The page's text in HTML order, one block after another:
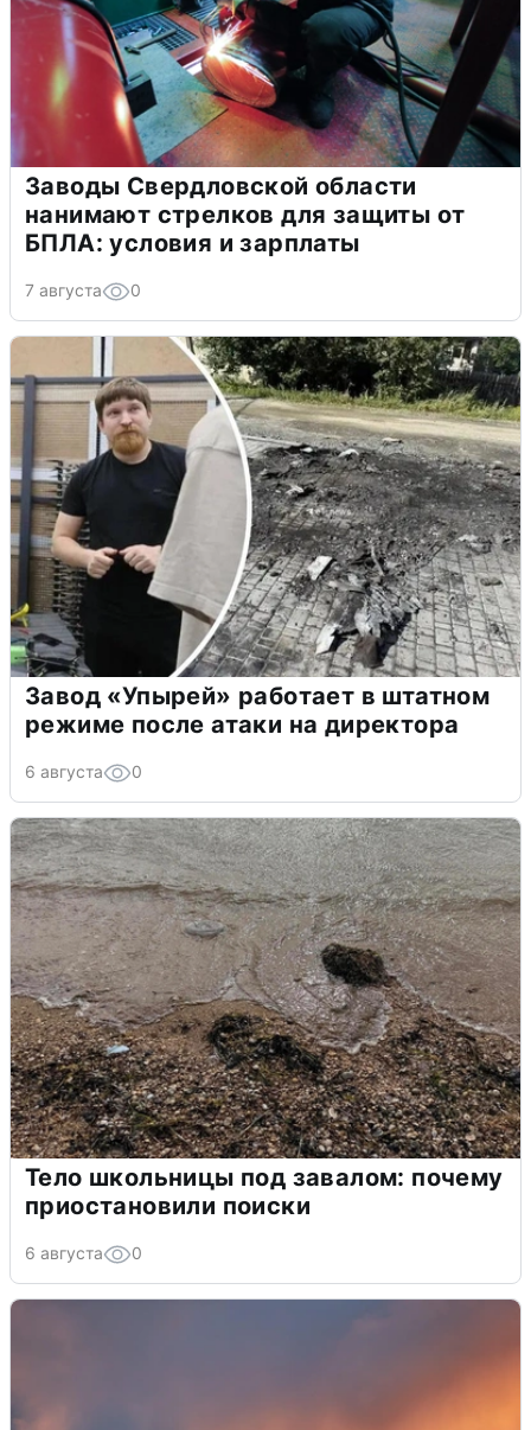
Заводы Свердловской области
нанимают стрелков для защиты от
БПЛА: условия и зарплаты
7 августа 0
Завод «Упырей» работает в штатном
режиме после атаки на директора
6 августа 0
Тело школьницы под завалом: почему
приостановили поиски
6 августа 0